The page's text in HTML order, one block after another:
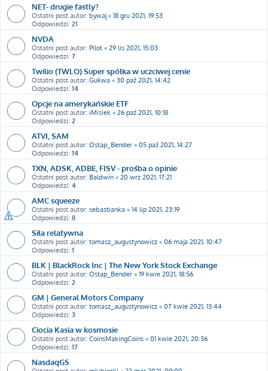
NET- drugie fastly?
Ostatni post autor: bywaj « 18 gru 2021, 19:53
Odpowiedzi: 21
NVDA
Ostatni post autor: Pilot « 29 lis 2021, 15:03
Odpowiedzi: 7
Twilio (TWLO) Super spółka w uczciwej cenie
Ostatni post autor: Gukwa « 30 paź 2021, 14:42
Odpowiedzi: 14
Opcje na amerykańskie ETF
Ostatni post autor: iMisiek « 26 paź 2021, 10:18
Odpowiedzi: 2
ATVI, SAM
Ostatni post autor: Ostap_Bender « 05 paź 2021, 14:27
Odpowiedzi: 14
TXN, ADSK, ADBE, FISV - prośba o opinie
Ostatni post autor: Baldwin « 20 wrz 2021, 17:21
Odpowiedzi: 4
AMC squeeze
Ostatni post autor: sebastianka « 14 lip 2021, 23:19
Odpowiedzi: 8
Siła relatywna
Ostatni post autor: tomasz_augustynowicz « 06 maja 2021, 10:47
Odpowiedzi: 1
BLK | BlackRock Inc | The New York Stock Exchange
Ostatni post autor: Ostap_Bender « 19 kwie 2021, 18:56
Odpowiedzi: 2
GM | General Motors Company
Ostatni post autor: tomasz_augustynowicz « 07 kwie 2021, 13:44
Odpowiedzi: 3
Ciocia Kasia w kosmosie
Ostatni post autor: CoinsMakingCoins « 01 kwie 2021, 20:36
Odpowiedzi: 17
NasdaqGS